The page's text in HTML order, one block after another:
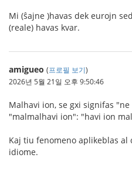
Mi (ŝajne )havas dek eurojn
(reale) havas kvar.
amigueo (프로필 보기)
2026년 5월 21일 오후 9:50:46
Malhavi ion, se gxi signifas
"malmalhavi ion": "havi ion
Kaj tiu fenomeno aplikeblas al
idiome.